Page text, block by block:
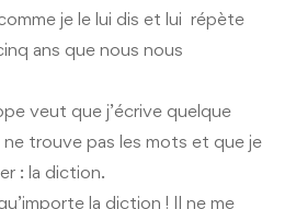
je le lui dis et lui répète
ans que nous nous
veut que j’écrive quelque
ne trouve pas les mots et que je
: la diction.
la diction ! Il ne me